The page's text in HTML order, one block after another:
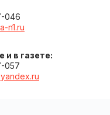
046
n1.ru
и в газете:
057